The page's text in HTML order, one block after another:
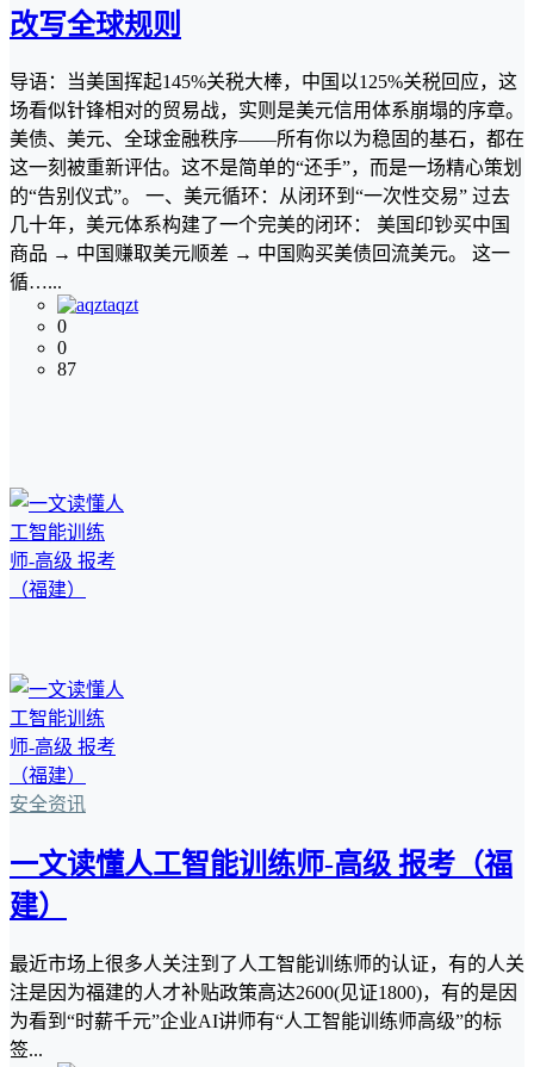
改写全球规则
导语：当美国挥起145%关税大棒，中国以125%关税回应，这
场看似针锋相对的贸易战，实则是美元信用体系崩塌的序章。
美债、美元、全球金融秩序——所有你以为稳固的基石，都在
这一刻被重新评估。这不是简单的“还手”，而是一场精心策划
的“告别仪式”。 一、美元循环：从闭环到“一次性交易” 过去
几十年，美元体系构建了一个完美的闭环： 美国印钞买中国
商品 → 中国赚取美元顺差 → 中国购买美债回流美元。 这一
循…...
aqzt
0
0
87
安全资讯
一文读懂人工智能训练师-高级 报考（福
建）
最近市场上很多人关注到了人工智能训练师的认证，有的人关
注是因为福建的人才补贴政策高达2600(见证1800)，有的是因
为看到“时薪千元”企业AI讲师有“人工智能训练师高级”的标
签...